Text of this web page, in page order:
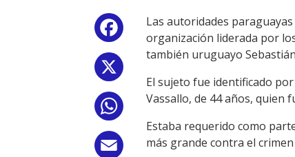
Facebook
Email
Las autoridades
organización liderada por
también uruguayo
El sujeto fue identificado
Vassallo, de 44 años, quien
Estaba requerido como
más grande contra el